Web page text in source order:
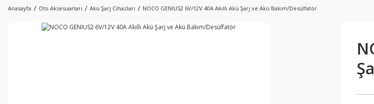
Anasayfa Oto Aksesuarları Akü Şarj Cihazları NOCO GENIUS2 6V/12V 40A Akıllı Akü Şarj ve Akü Bakım/Desülfatör